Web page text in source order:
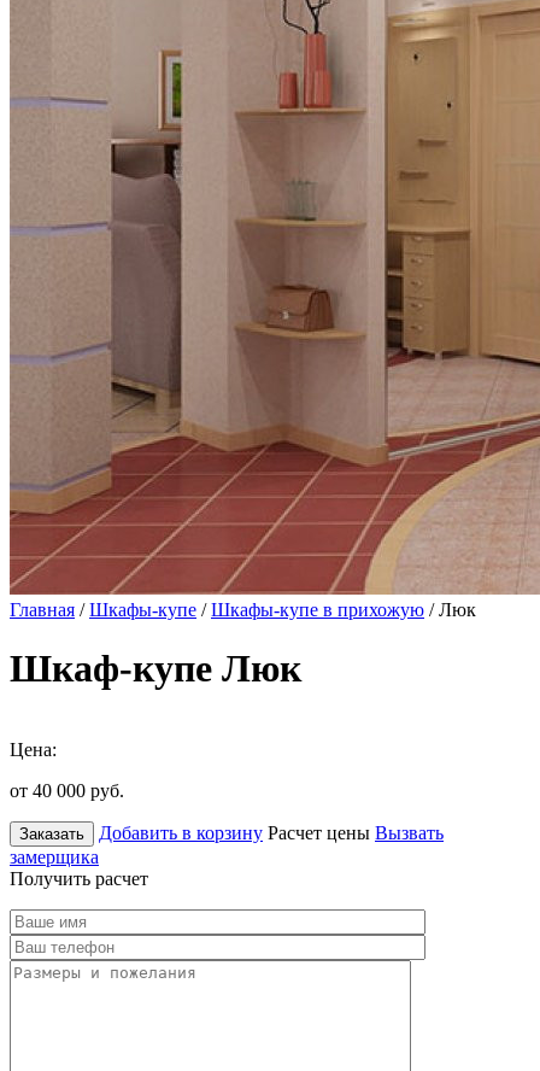
Главная /Шкафы-купе /Шкафы-купе в прихожую / Люк
Шкаф-купе Люк
Цена:
от 40 000 руб.
Заказать Добавить в корзину Расчет цены Вызвать
замерщика
Получить расчет